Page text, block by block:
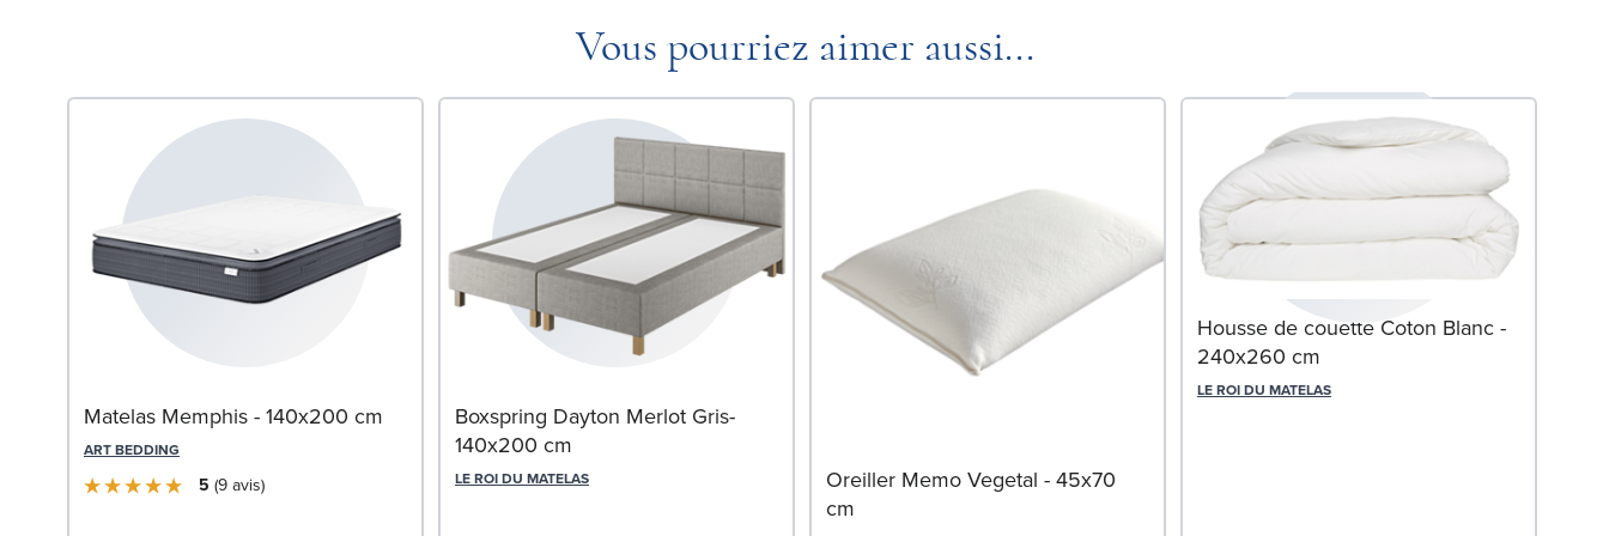
Vous pourriez aimer aussi...
Matelas Memphis - 140x200 cm
ART BEDDING
5 9avis
Boxspring Dayton Merlot Gris-
140x200 cm
LE ROI DU MATELAS
Oreiller Memo Vegetal - 45x70
cm
Housse de couette Coton Blanc -
240x260 cm
LE ROI DU MATELAS